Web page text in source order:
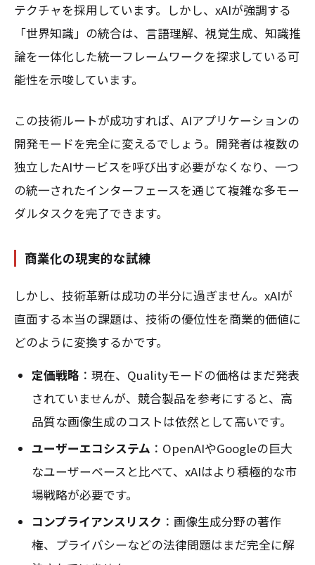
テクチャを採用しています。しかし、xAIが強調する
「世界知識」の統合は、言語理解、視覚生成、知識推
論を一体化した統一フレームワークを探求している可
能性を示唆しています。
この技術ルートが成功すれば、AIアプリケーションの
開発モードを完全に変えるでしょう。開発者は複数の
独立したAIサービスを呼び出す必要がなくなり、一つ
の統一されたインターフェースを通じて複雑な多モー
ダルタスクを完了できます。
商業化の現実的な試練
しかし、技術革新は成功の半分に過ぎません。xAIが
直面する本当の課題は、技術の優位性を商業的価値に
どのように変換するかです。
定価戦略 ：現在、Qualityモードの価格はまだ発表
されていませんが、競合製品を参考にすると、高
品質な画像生成のコストは依然として高いです。
ユーザーエコシステム ：OpenAIやGoogleの巨大
なユーザーベースと比べて、xAIはより積極的な市
場戦略が必要です。
コンプライアンスリスク ：画像生成分野の著作
権、プライバシーなどの法律問題はまだ完全に解